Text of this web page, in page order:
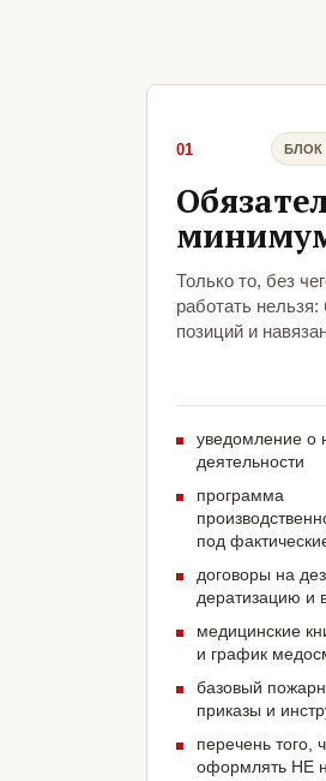
01 БЛОК
Только то, без
работать
позиций и
уведомление о
деятельности
программа
под
договоры на
дератизацию и
медицинские
и график
базовый
приказы и
перечень того,
оформлять НЕ